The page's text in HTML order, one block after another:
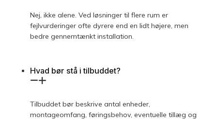
Nej, ikke alene. Ved løsninger til flere rum er
fejlvurderinger ofte dyrere end en lidt højere, men
bedre gennemtænkt installation.
Hvad bør stå i tilbuddet?
Tilbuddet bør beskrive antal enheder,
montageomfang, føringsbehov, eventuelle tillæg og